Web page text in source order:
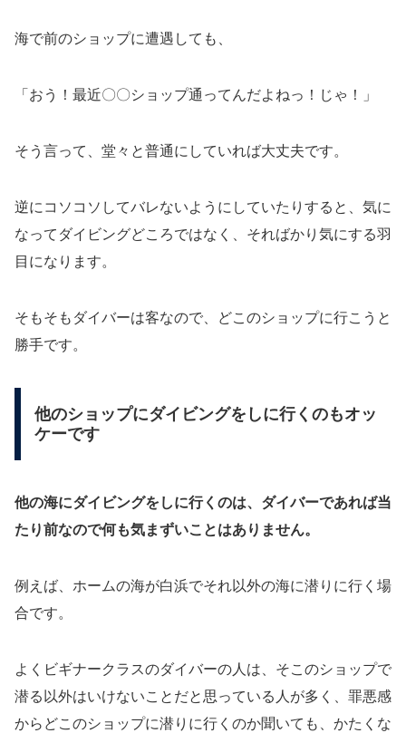
海で前のショップに遭遇しても、
「おう！最近〇〇ショップ通ってんだよねっ！じゃ！」
そう言って、堂々と普通にしていれば大丈夫です。
逆にコソコソしてバレないようにしていたりすると、気に
なってダイビングどころではなく、そればかり気にする羽
目になります。
そもそもダイバーは客なので、どこのショップに行こうと
勝手です。
他のショップにダイビングをしに行くのもオッ
ケーです
他の海にダイビングをしに行くのは、ダイバーであれば当
たり前なので何も気まずいことはありません。
例えば、ホームの海が白浜でそれ以外の海に潜りに行く場
合です。
よくビギナークラスのダイバーの人は、そこのショップで
潜る以外はいけないことだと思っている人が多く、罪悪感
からどこのショップに潜りに行くのか聞いても、かたくな